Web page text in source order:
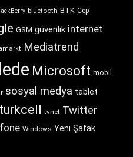
bluetooth BTK Cep
GSM güvenlik internet
Mediatrend
Microsoft mobil
sosyal medya tablet
turkcell tvnet Twitter
Windows Yeni Şafak